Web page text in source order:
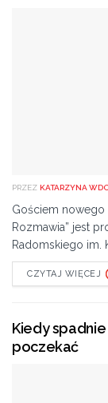
PRZEZ KATARZYNA
Gościem nowego
Rozmawia” jest
Radomskiego im.
CZYTAJ WIĘCEJ
Kiedy
poczekać